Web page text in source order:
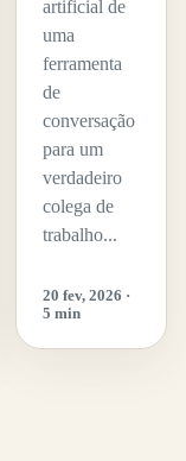
artificial de
uma
ferramenta
de
conversação
para um
verdadeiro
colega de
trabalho...
20 fev, 2026 ·
5 min